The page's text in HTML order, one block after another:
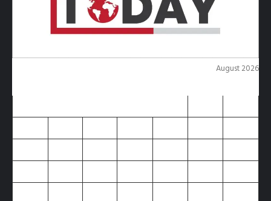
August 2026